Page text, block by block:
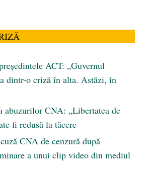
ACT: „Guvernul
dintr-o criză în alta. Astăzi, în
abuzurilor CNA: „Libertatea de
fi redusă la tăcere
CNA de cenzură după
a unui clip video din mediul